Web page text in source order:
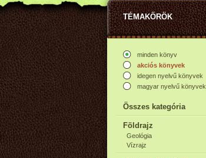
TÉMAKÖRÖK
minden könyv
akciós könyvek
idegen nyelvű könyvek
magyar nyelvű könyvek
Összes kategória
Földrajz
Geológia
Vízrajz